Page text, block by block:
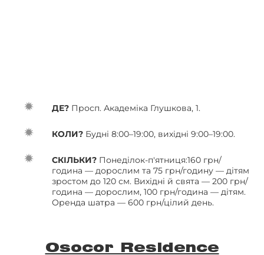
ДЕ? Просп. Академіка Глушкова, 1.
КОЛИ? Будні 8:00–19:00, вихідні 9:00–19:00.
СКІЛЬКИ? Понеділок-п'ятниця:160 грн/
година — дорослим та 75 грн/годину — дітям
зростом до 120 см. Вихідні й свята — 200 грн/
година — дорослим, 100 грн/година — дітям.
Оренда шатра — 600 грн/цілий день.
Osocor Residence